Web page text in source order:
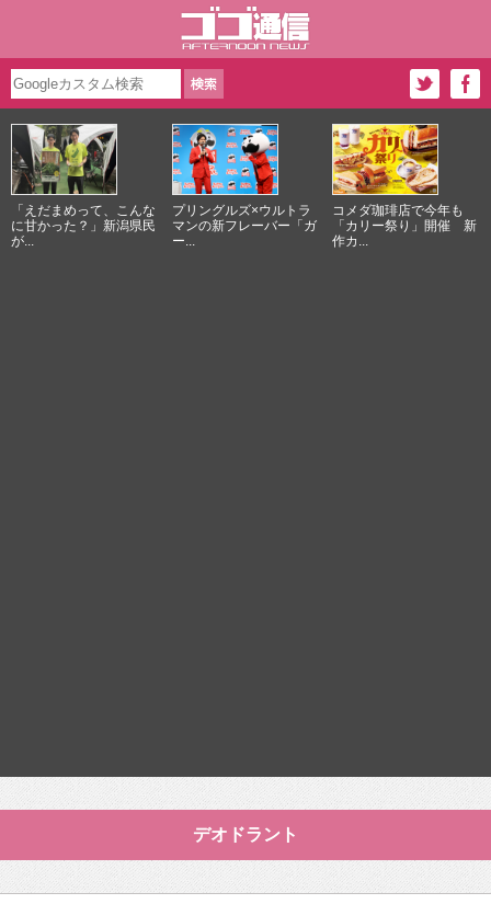
「えだまめって、こんな
に甘かった？」新潟県民
が...
プリングルズ×ウルトラ
マンの新フレーバー「ガ
ー...
コメダ珈琲店で今年も
「カリー祭り」開催 新
作カ...
デオドラント